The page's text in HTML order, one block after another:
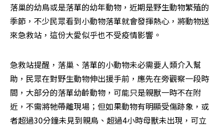
落巢的幼鳥或是落單的幼年動物，近期是野生動物繁殖的
季節，不少民眾看到小動物落單就會發揮熱心，將動物送
來急救站，這份大愛似乎也不受疫情影響。
急救站提醒，落巢、落單的小動物未必需要人類介入幫
助，民眾在對野生動物伸出援手前，應先在旁觀察一段時
間，大部分的落單幼齡動物，可能只是親獸一時不在附
近，不需將牠帶離現場；但如果動物有明顯受傷跡象，或
者超過30分鐘未見到親鳥、超過4小時母獸未出現，可立